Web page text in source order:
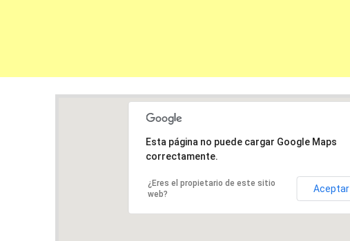
Esta página no puede cargar Google Maps
correctamente.
¿Eres el propietario de este sitio
web?
Aceptar